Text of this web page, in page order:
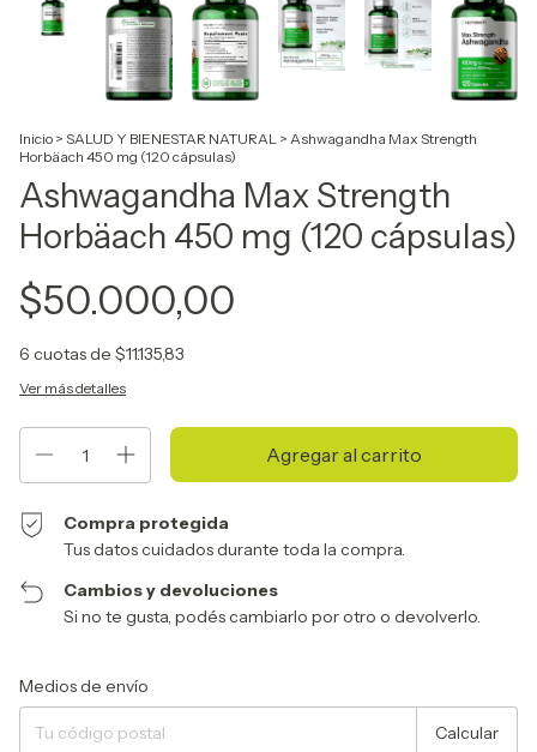
Inicio > SALUD Y BIENESTAR NATURAL > Ashwagandha Max Strength
Horbäach 450 mg (120 cápsulas)
Ashwagandha Max Strength
Horbäach 450 mg (120 cápsulas)
$50.000,00
6 cuotas de $11.135,83
Ver más detalles
Compra protegida
Tus datos cuidados durante toda la compra.
Cambios y devoluciones
Si no te gusta, podés cambiarlo por otro o devolverlo.
Entregas para el CP:
Medios de envío
Calcular